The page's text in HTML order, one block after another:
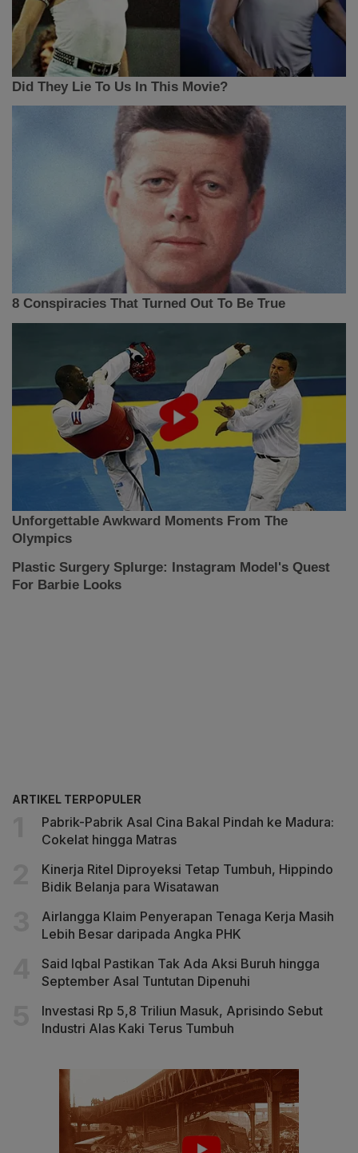
ARTIKEL TERPOPULER
Pabrik-Pabrik Asal Cina Bakal Pindah ke Madura:
Cokelat hingga Matras
Kinerja Ritel Diproyeksi Tetap Tumbuh, Hippindo
Bidik Belanja para Wisatawan
Airlangga Klaim Penyerapan Tenaga Kerja Masih
Lebih Besar daripada Angka PHK
Said Iqbal Pastikan Tak Ada Aksi Buruh hingga
September Asal Tuntutan Dipenuhi
Investasi Rp 5,8 Triliun Masuk, Aprisindo Sebut
Industri Alas Kaki Terus Tumbuh